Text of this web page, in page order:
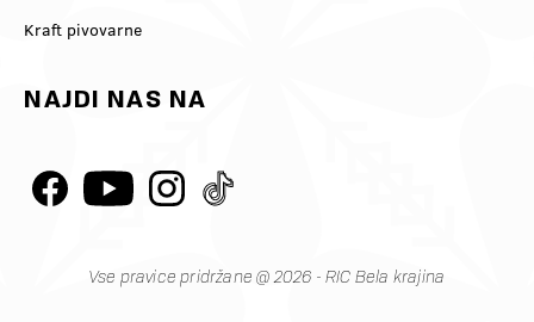
Kraft pivovarne
NAJDI NAS NA
Vse pravice pridržane @ 2026 - RIC Bela krajina